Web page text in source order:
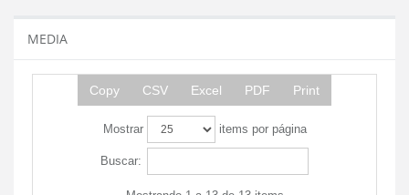
MEDIA
Copy CSV Excel PDF Print
Mostrar items por página
Buscar: